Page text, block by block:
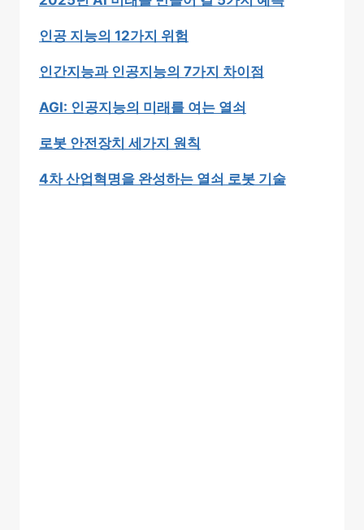
인공 지능의 12가지 위험
인간지능과 인공지능의 7가지 차이점
AGI: 인공지능의 미래를 여는 열쇠
로봇 안전장치 세가지 원칙
4차 산업혁명을 완성하는 열쇠 로봇 기술